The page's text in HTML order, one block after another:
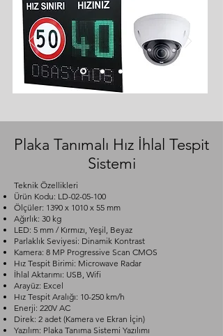
Plaka Tanımalı Hız İhlal Tespit
Sistemi
Teknik Özellikleri
Ürün Kodu: LD-02-05-100
Ölçüler: 1390 x 1010 x 55 mm
Ağırlık: 30 kg
LED: 5 mm / Kırmızı, Yeşil, Beyaz
Parlaklık Seviyesi: Dinamik Kontrast
Kamera: 8 MP Progressive Scan CMOS
Hız Tespit Birimi: Microwave Radar
İhlal Aktarımı: USB, Wifi
Arayüz: Excel
Hız Tespit Aralığı: 10-250 km/h
Enerji: 220V AC
Direk: 2 adet (Kamera ve Ekran İçin)
Yazılım: Plaka Tanıma Sistemi Yazılımı